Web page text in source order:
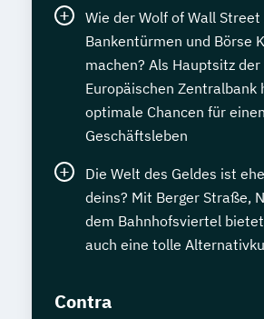
Wie der Wolf of Wall Street
Bankentürmen und Börse
machen? Als Hauptsitz der
Europäischen Zentralbank
optimale Chancen für
Geschäftsleben
Die Welt des Geldes ist
deins? Mit Berger Straße,
dem Bahnhofsviertel
auch eine tolle
Contra